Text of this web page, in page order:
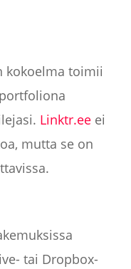
kokoelma toimii
Linktr.eeei
mutta se on
tai Dropbox-